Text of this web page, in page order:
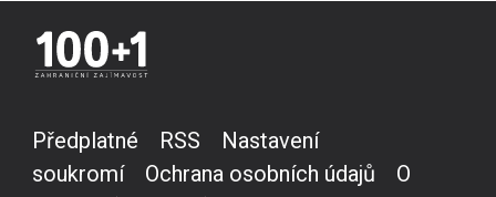
Předplatné RSS
Nastavení
soukromí
Ochrana osobních údajů
O